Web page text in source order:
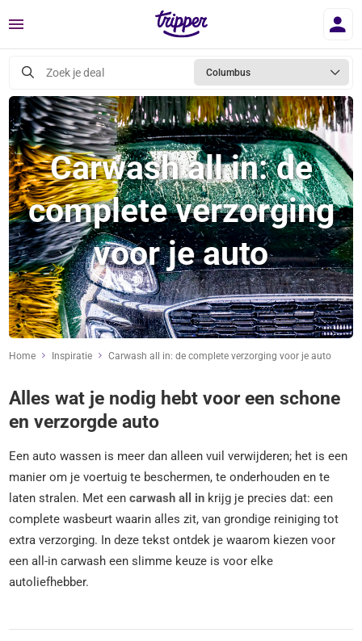
Menu
Zoek je deal Columbus
Carwash all in: de
complete verzorging
voor je auto
Home Inspiratie Carwash all in: de complete verzorging voor je auto
Alles wat je nodig hebt voor een schone
en verzorgde auto
Een auto wassen is meer dan alleen vuil verwijderen; het is een
manier om je voertuig te beschermen, te onderhouden en te
laten stralen. Met eencarwash all in krijg je precies dat: een
complete wasbeurt waarin alles zit, van grondige reiniging tot
extra verzorging. In deze tekst ontdek je waarom kiezen voor
een all-in carwash een slimme keuze is voor elke
autoliefhebber.